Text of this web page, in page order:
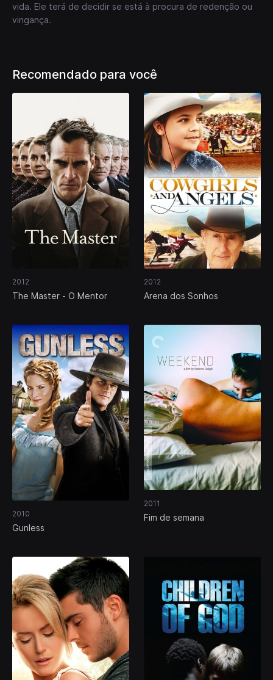
vida. Ele terá de decidir se está à procura de redenção ou
vingança.
Recomendado para você
2012
The Master - O Mentor
2012
Arena dos Sonhos
2010
Gunless
2011
Fim de semana